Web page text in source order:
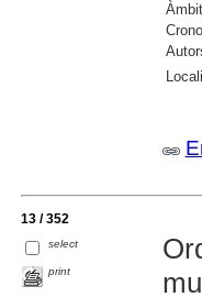
13 / 352
select
print